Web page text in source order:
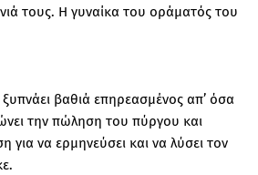
τους. Η γυναίκα του οράματός του
βαθιά επηρεασμένος απ’ όσα
την πώληση του πύργου και
για να ερμηνεύσει και να λύσει τον